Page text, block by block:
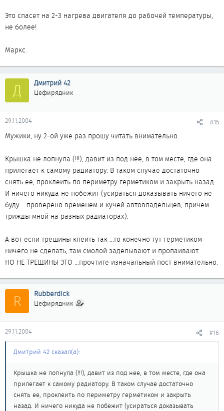
Это спасет на 2-3 нагрева двигателя до рабочей температуры,
не более!
Маркс.
Д Дмитрий 42
Цефирядник
29.11.2004 #15
Мужики, ну 2-ой уже раз прошу читать внимательно.
Крышка не лопнула (!!!), давит из под нее, в том месте, где она
прилегает к самому радиатору. В таком случае достаточно
снять ее, проклеить по периметру герметиком и закрыть назад.
И ничего никуда не побежит (усираться доказывать ничего не
буду - проверено временем и кучей автовладельцев, причем
трижды мной на разных радиаторах).
А вот если трещины клеить так ...то конечно тут герметиком
ничего не сделать, там смолой заделывают и пропаивают.
НО НЕ ТРЕЩИНЫ ЭТО ...прочтите изначальный пост внимательно.
R Rubberdick
Цефирядник
29.11.2004 #16
Дмитрий 42 сказал(а):
Крышка не лопнула (!!!), давит из под нее, в том месте, где она
прилегает к самому радиатору. В таком случае достаточно
снять ее, проклеить по периметру герметиком и закрыть
назад. И ничего никуда не побежит (усираться доказывать